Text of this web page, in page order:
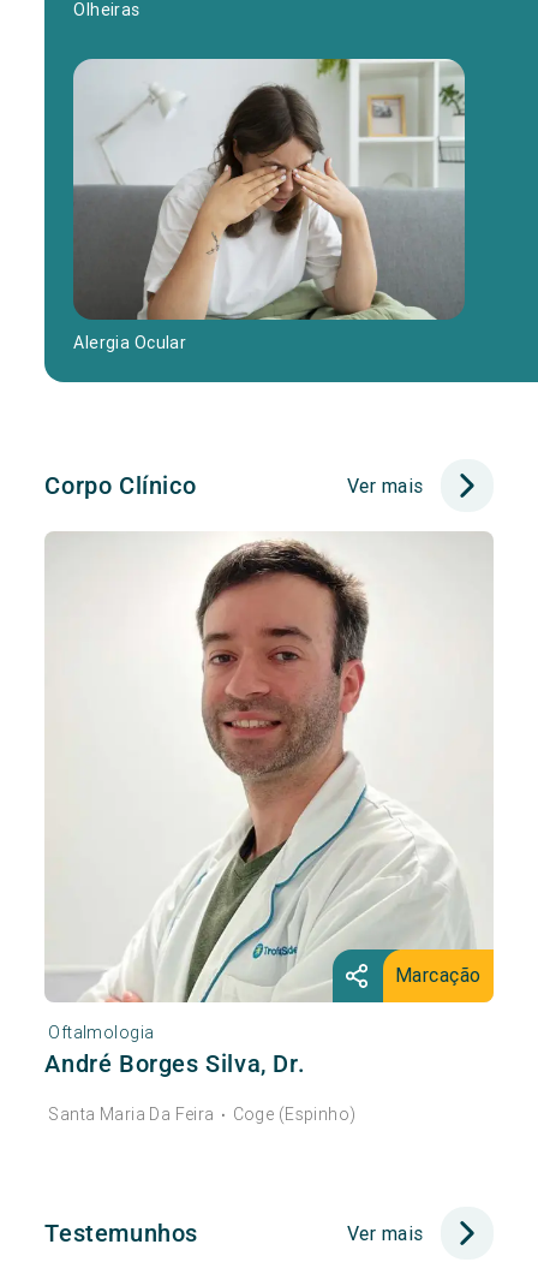
Olheiras
Alergia Ocular
Corpo Clínico Ver mais
Marcação
Oftalmologia
André Borges Silva, Dr.
Santa Maria Da Feira • Coge (Espinho)
Testemunhos Ver mais